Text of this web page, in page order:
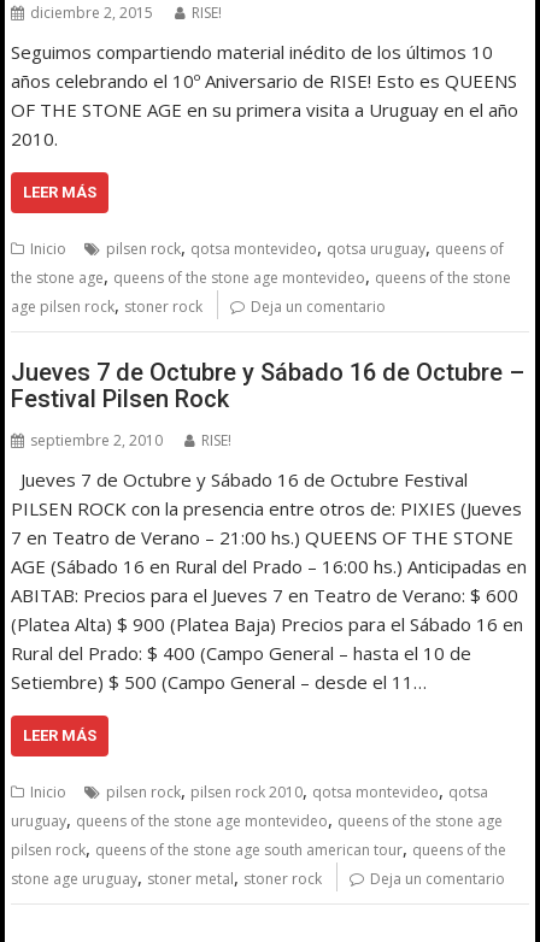
diciembre 2, 2015 RISE!
Seguimos compartiendo material inédito de los últimos 10
años celebrando el 10º Aniversario de RISE! Esto es QUEENS
OF THE STONE AGE en su primera visita a Uruguay en el año
2010.
LEER MÁS
Inicio pilsen rock, qotsa montevideo, qotsa uruguay, queens of
the stone age, queens of the stone age montevideo, queens of the stone
age pilsen rock, stoner rock Deja un comentario
Jueves 7 de Octubre y Sábado 16 de Octubre –
Festival Pilsen Rock
septiembre 2, 2010 RISE!
Jueves 7 de Octubre y Sábado 16 de Octubre Festival
PILSEN ROCK con la presencia entre otros de: PIXIES (Jueves
7 en Teatro de Verano – 21:00 hs.) QUEENS OF THE STONE
AGE (Sábado 16 en Rural del Prado – 16:00 hs.) Anticipadas en
ABITAB: Precios para el Jueves 7 en Teatro de Verano: $ 600
(Platea Alta) $ 900 (Platea Baja) Precios para el Sábado 16 en
Rural del Prado: $ 400 (Campo General – hasta el 10 de
Setiembre) $ 500 (Campo General – desde el 11…
LEER MÁS
Inicio pilsen rock, pilsen rock 2010, qotsa montevideo, qotsa
uruguay, queens of the stone age montevideo, queens of the stone age
pilsen rock, queens of the stone age south american tour, queens of the
stone age uruguay, stoner metal, stoner rock Deja un comentario